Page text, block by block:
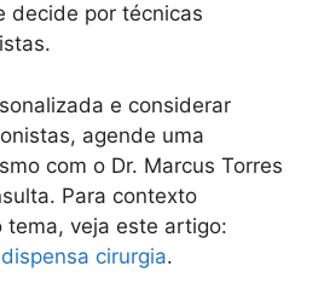
decide por técnicas
e considerar
agende uma
com o Dr. Marcus Torres
Para contexto
tema, veja este artigo:
cirurgia.